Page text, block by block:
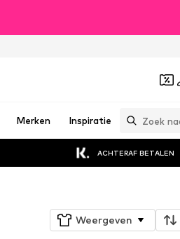
Merken Inspiratie
ACHTERAF BETALEN
Weergeven